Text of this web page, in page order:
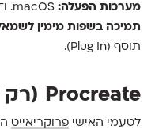
מערכות הפעלה:macOS. ו־InVision גם עובד על ווינדוס.
תמיכה בשפות מימין
תוסף (Plug In).
Procreate (רק לאייפד)
לטעמי האישי פרוקריאייט